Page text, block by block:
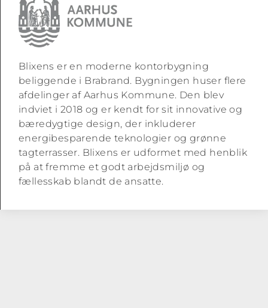
Blixens er en moderne kontorbygning
beliggende i Brabrand. Bygningen huser flere
afdelinger af Aarhus Kommune. Den blev
indviet i 2018 og er kendt for sit innovative og
bæredygtige design, der inkluderer
energibesparende teknologier og grønne
tagterrasser. Blixens er udformet med henblik
på at fremme et godt arbejdsmiljø og
fællesskab blandt de ansatte.